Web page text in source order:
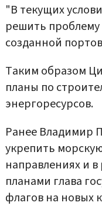
"В текущих
решить
созданной
Таким образом
планы по
энергоресурсов.
Ранее Владимир
укрепить
направлениях и
планами глава
флагов на новых